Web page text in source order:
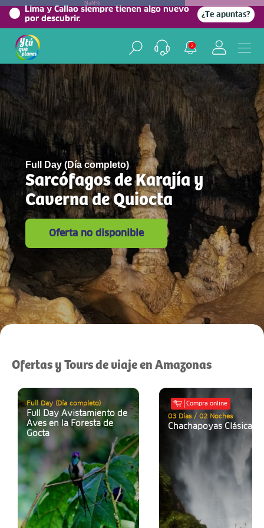
Lima y Callao siempre tienen algo nuevo
por descubrir.
¿Te apuntas?
2
NaN%
Full Day (Día completo)
Sarcófagos de Karajía y
Caverna de Quiocta
Oferta no disponible
Ofertas y Tours de viaje en Amazonas
Full Day (Día completo)
Full Day Avistamiento de
Aves en la Foresta de
Gocta
Compra online
03 Días / 02 Noches
Chachapoyas Clásica